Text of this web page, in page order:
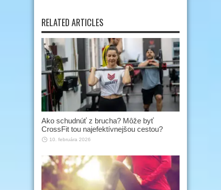
RELATED ARTICLES
Ako schudnúť z brucha? Môže byť
CrossFit tou najefektívnejšou cestou?
10. februára 2026